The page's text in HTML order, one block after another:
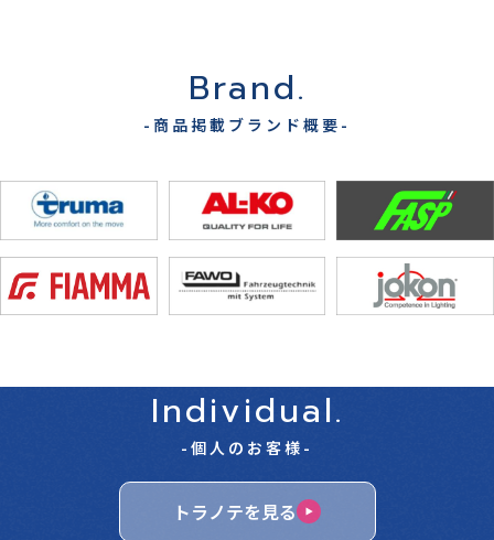
Brand.
-商品掲載ブランド概要-
Individual.
-個人のお客様-
トラノテを見る